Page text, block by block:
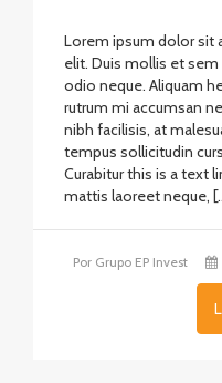
Lorem ipsum dolor sit
elit. Duis mollis et
odio neque. Aliquam
rutrum mi accumsan
nibh facilisis, at
tempus sollicitudin
Curabitur this is a text
mattis laoreet neque,
Por Grupo EP Invest